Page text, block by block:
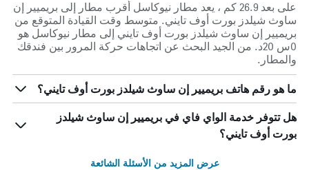
على بعد 26.9 كم ، يعد مطار نيوكاسل أقرب مطار إلى بريميير إن
ساوث شيلدز بورت أوف تايني. متوسط وقت القيادة المتوقع من
بريميير إن ساوث شيلدز بورت أوف تايني إلى مطار نيوكاسل هو
0س 20د. من الجيد البحث عن اتجاهات حركة المرور بين فندقك
والمطار.
ما هو رقم هاتف بريميير إن ساوث شيلدز بورت أوف تايني؟
هل تتوفر خدمة الواي فاي في بريميير إن ساوث شيلدز
بورت أوف تايني؟
عرض المزيد من الأسئلة الشائعة